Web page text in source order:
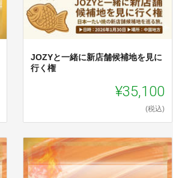
JOZYと一緒に新店舗候補地を見に
行く権
¥35,100
(税込)